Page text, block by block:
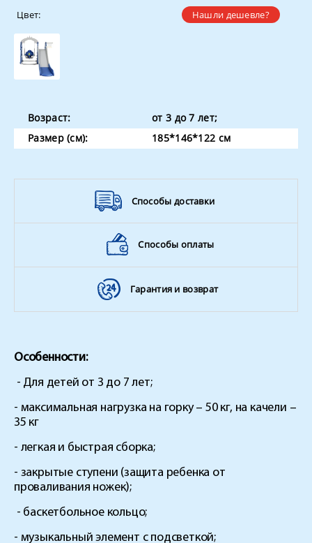
Нашли дешевле?
Цвет:
Возраст:
от 3 до 7 лет;
Размер (см):
185*146*122 см
Способы доставки
Способы оплаты
Гарантия и возврат
Особенности:
- Для детей от 3 до 7 лет;
- максимальная нагрузка на горку – 50 кг, на качели –
35 кг
- легкая и быстрая сборка;
- закрытые ступени (защита ребенка от
проваливания ножек);
- баскетбольное кольцо;
- музыкальный элемент с подсветкой;